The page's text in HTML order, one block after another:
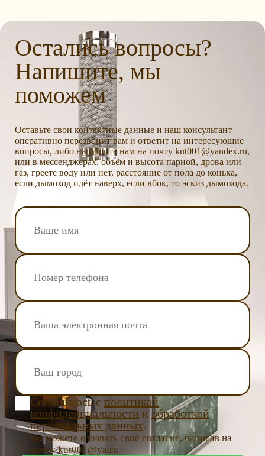
Остались вопросы?
Напишите, мы
поможем
Оставьте свои контактные данные и наш консультант
оперативно перезвонит вам и ответит на интересующие
вопросы, либо напишите нам на почту kut001@yandex.ru,
или в мессенджерах, объём и высота парной, дрова или
газ, греете воду или нет, расстояние от пола до конька,
если дымоход идёт наверх, если вбок, то эскиз дымохода.
Соглашаюсь с политикой
конфиденциальности и обработкой
персональных данных.
Вы можете отозвать своё согласие, написав на
почту kut001@ya.ru